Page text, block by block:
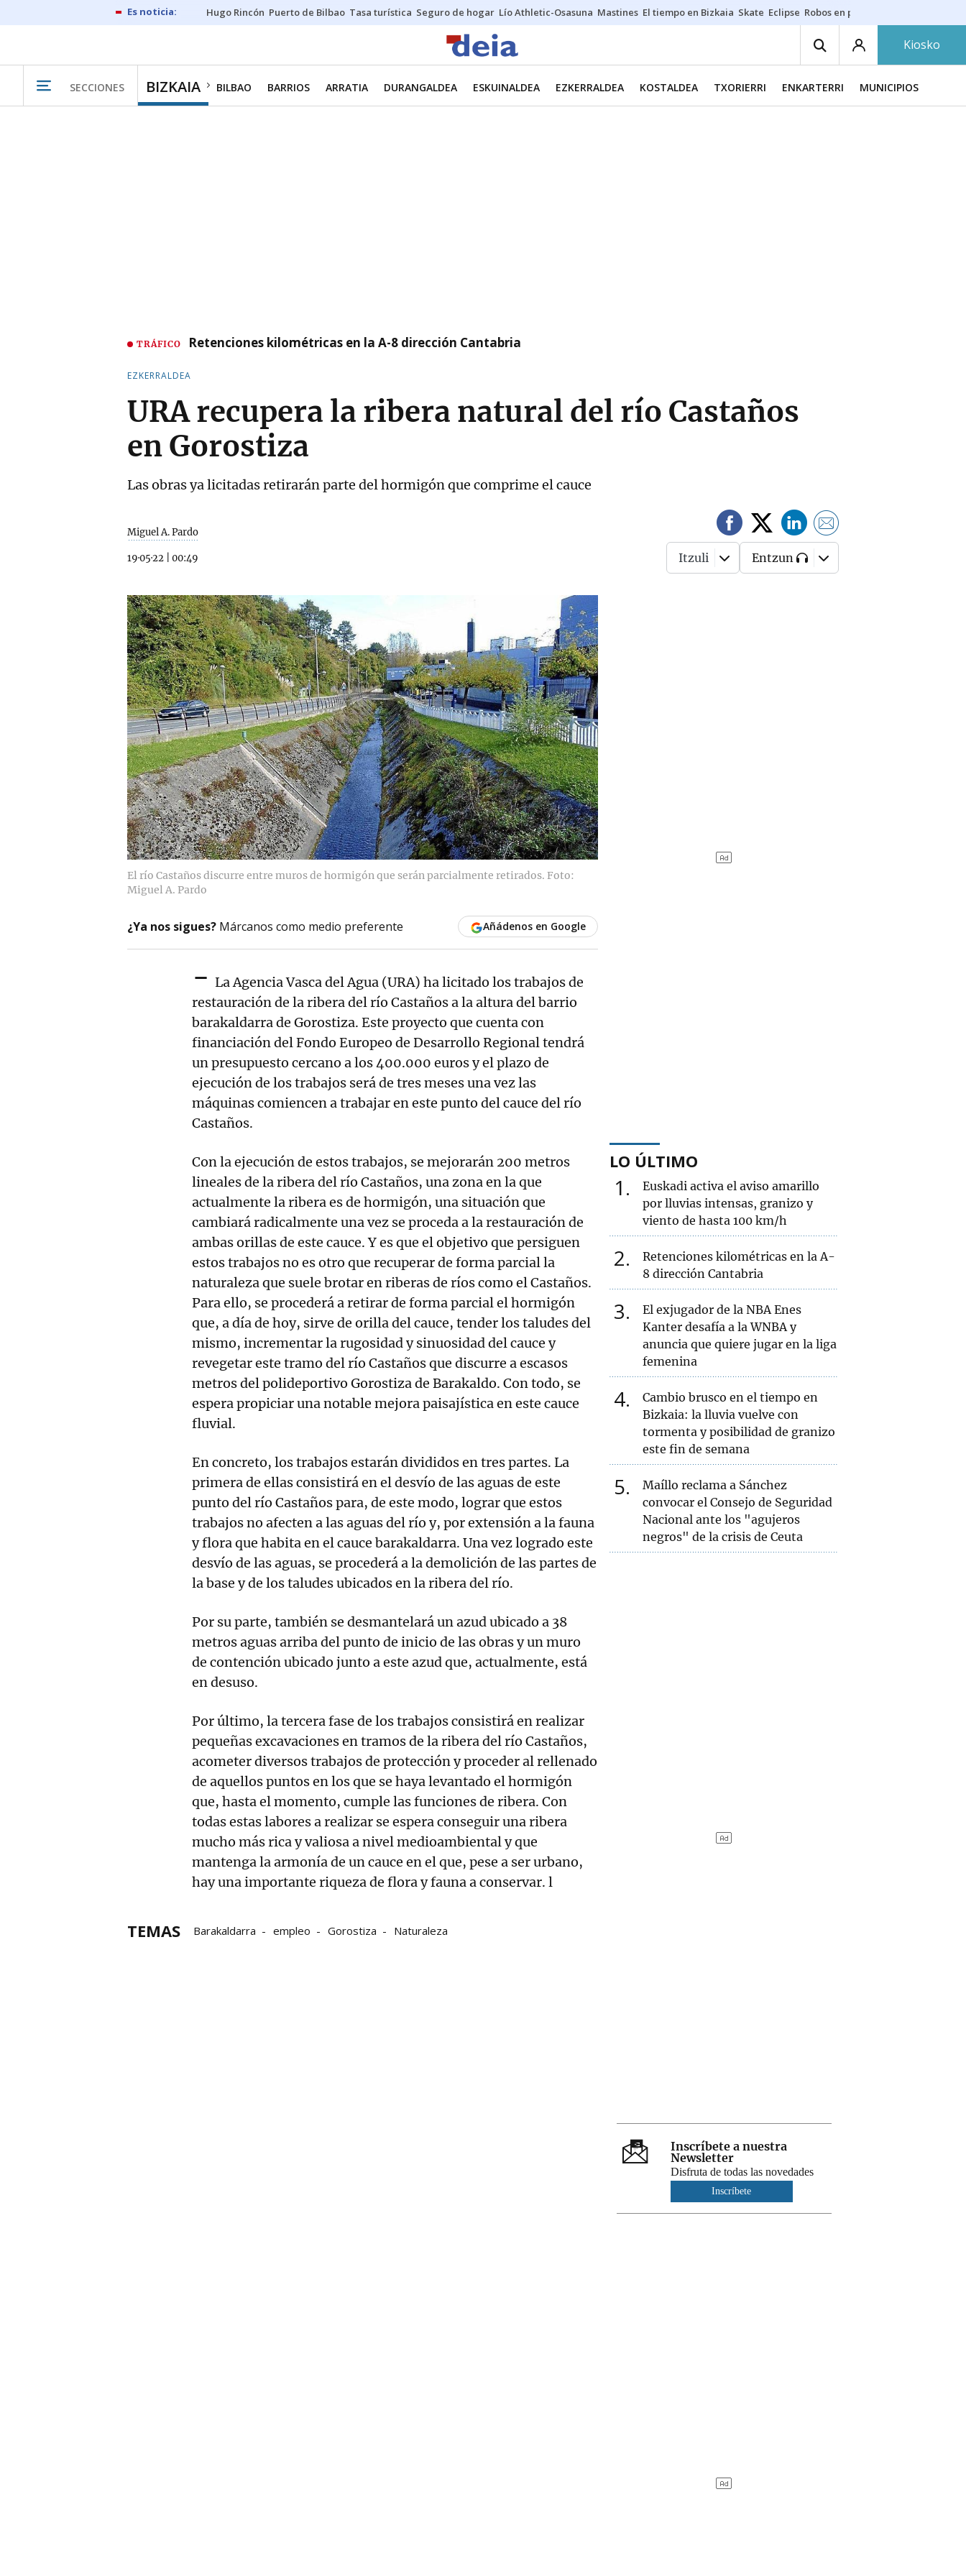
Hugo Rincón Puerto de Bilbao Tasa turística Seguro de hogar Lío Athletic-Osasuna Mastines El tiempo en Bizkaia Skate Eclipse Robos en playas
Kiosko
SECCIONES BIZKAIA BILBAO BARRIOS ARRATIA DURANGALDEA ESKUINALDEA EZKERRALDEA KOSTALDEA TXORIERRI ENKARTERRI MUNICIPIOS
TRÁFICO Retenciones kilométricas en la A-8 dirección Cantabria
EZKERRALDEA
URA recupera la ribera natural del río Castaños
en Gorostiza
Las obras ya licitadas retirarán parte del hormigón que comprime el cauce
Miguel A. Pardo
19·05·22 00:49 Itzuli Entzun
El río Castaños discurre entre muros de hormigón que serán parcialmente retirados. Foto:
Miguel A. Pardo
¿Ya nos sigues? Márcanos como medio preferente Añádenos en Google
- La Agencia Vasca del Agua (URA) ha licitado los trabajos de
restauración de la ribera del río Castaños a la altura del barrio
barakaldarra de Gorostiza. Este proyecto que cuenta con
financiación del Fondo Europeo de Desarrollo Regional tendrá
un presupuesto cercano a los 400.000 euros y el plazo de
ejecución de los trabajos será de tres meses una vez las
máquinas comiencen a trabajar en este punto del cauce del río
Castaños.
Con la ejecución de estos trabajos, se mejorarán 200 metros
lineales de la ribera del río Castaños, una zona en la que
actualmente la ribera es de hormigón, una situación que
cambiará radicalmente una vez se proceda a la restauración de
ambas orillas de este cauce. Y es que el objetivo que persiguen
estos trabajos no es otro que recuperar de forma parcial la
naturaleza que suele brotar en riberas de ríos como el Castaños.
Para ello, se procederá a retirar de forma parcial el hormigón
que, a día de hoy, sirve de orilla del cauce, tender los taludes del
mismo, incrementar la rugosidad y sinuosidad del cauce y
revegetar este tramo del río Castaños que discurre a escasos
metros del polideportivo Gorostiza de Barakaldo. Con todo, se
espera propiciar una notable mejora paisajística en este cauce
fluvial.
En concreto, los trabajos estarán divididos en tres partes. La
primera de ellas consistirá en el desvío de las aguas de este
punto del río Castaños para, de este modo, lograr que estos
trabajos no afecten a las aguas del río y, por extensión a la fauna
y flora que habita en el cauce barakaldarra. Una vez logrado este
desvío de las aguas, se procederá a la demolición de las partes de
la base y de los taludes ubicados en la ribera del río.
Por su parte, también se desmantelará un azud ubicado a 38
metros aguas arriba del punto de inicio de las obras y un muro
de contención ubicado junto a este azud que, actualmente, está
en desuso.
Por último, la tercera fase de los trabajos consistirá en realizar
pequeñas excavaciones en tramos de la ribera del río Castaños,
acometer diversos trabajos de protección y proceder al rellenado
de aquellos puntos en los que se haya levantado el hormigón
que, hasta el momento, cumple las funciones de ribera. Con
todas estas labores a realizar se espera conseguir una ribera
mucho más rica y valiosa a nivel medioambiental y que
mantenga la armonía de un cauce en el que, pese a ser urbano,
hay una importante riqueza de flora y fauna a conservar. l
TEMAS Barakaldarra empleo Gorostiza Naturaleza
LO ÚLTIMO
1
Euskadi activa el aviso amarillo
por lluvias intensas, granizo y
viento de hasta 100 km/h
2
Retenciones kilométricas en la A-
8 dirección Cantabria
3
El exjugador de la NBA Enes
Kanter desafía a la WNBA y
anuncia que quiere jugar en la liga
femenina
4
Cambio brusco en el tiempo en
Bizkaia: la lluvia vuelve con
tormenta y posibilidad de granizo
este fin de semana
5
Maíllo reclama a Sánchez
convocar el Consejo de Seguridad
Nacional ante los "agujeros
negros" de la crisis de Ceuta
Inscríbete a nuestra
Newsletter
Disfruta de todas las novedades
Inscríbete